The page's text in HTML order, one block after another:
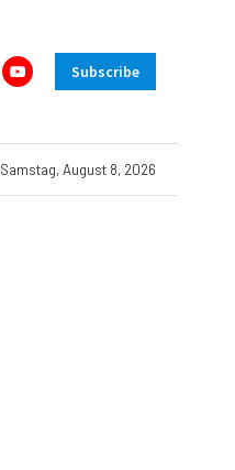
Subscribe
Samstag, August 8, 2026